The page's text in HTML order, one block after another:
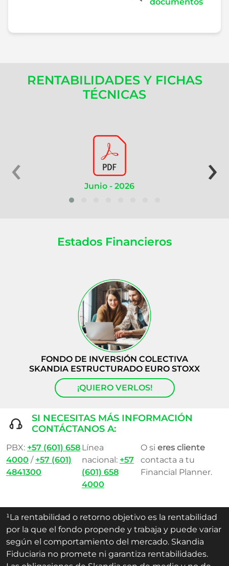
RENTABILIDADES Y FICHAS
TÉCNICAS
‹ ›
Junio - 2026
Estados Financieros
FONDO DE INVERSIÓN COLECTIVA
SKANDIA ESTRUCTURADO EURO STOXX
¡QUIERO VERLOS!
SI NECESITAS MÁS INFORMACIÓN
CONTÁCTANOS A:
PBX: +57 (601) 658
4000 / +57 (601)
4841300
Línea
nacional: +57
(601) 658
4000
O sieres cliente
contacta a tu
Financial Planner.
¹La rentabilidad o retorno objetivo es la rentabilidad
por la que el fondo propende y trabaja y puede variar
según el comportamiento del mercado. Skandia
Fiduciaria no promete ni garantiza rentabilidades.